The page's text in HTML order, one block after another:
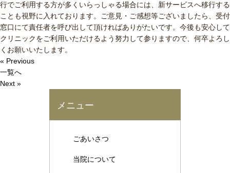
行でご利用する方が多くいらっしゃる場合には、新サービスへ移行する
ことも視野に入れております。ご意見・ご感想等ございましたら、受付
窓口にて責任者を呼び出して頂ければありがたいです。今後も安心して
クリニックをご利用いただけるよう努力して参りますので、何卒よろし
くお願いいたします。
« Previous
一覧へ
Next »
メニュー
ごあいさつ
当院について